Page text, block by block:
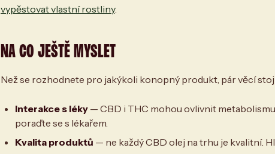
vypěstovat vlastní rostliny.
NA CO JEŠTĚ MYSLET
Než se rozhodnete pro jakýkoli konopný produkt, pár věcí
Interakce s léky — CBD i THC mohou ovlivnit
poraďte se s lékařem.
Kvalita produktů — ne každý CBD olej na trhu je kvalitní.